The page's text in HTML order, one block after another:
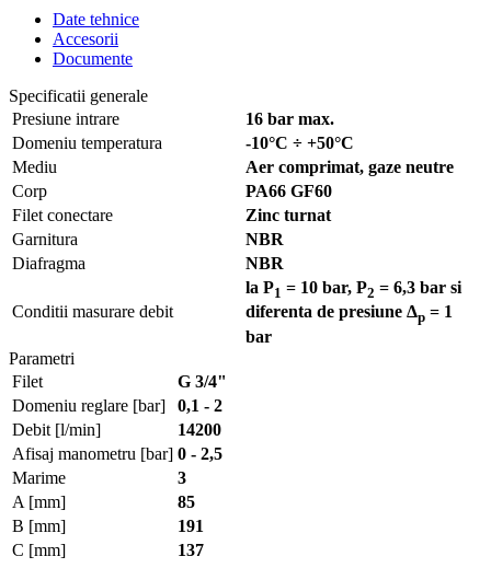
Date tehnice
Accesorii
Documente
Specificatii generale
Presiune intrare
16 bar max.
Domeniu temperatura
-10°C ÷ +50°C
Mediu
Aer comprimat, gaze neutre
Corp
PA66 GF60
Filet conectare
Zinc turnat
Garnitura
NBR
Diafragma
NBR
Conditii masurare debit
la P1 = 10 bar, P2 = 6,3 bar si
diferenta de presiune Δp = 1
bar
Parametri
Filet
G 3/4"
Domeniu reglare [bar]
0,1 - 2
Debit [l/min]
14200
Afisaj manometru [bar] 0 - 2,5
Marime
3
A [mm]
85
B [mm]
191
C [mm]
137